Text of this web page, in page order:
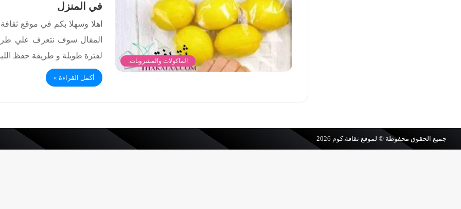
الماكولات والمشروبات.
في المنزل
اهلا وسهلا بكم في موقع
المقال سوف نتعرف علي
لفترة طويلة و طريقة حفظ
أكمل القراءة »
جميع الحقوق محفوظة © لموقعثقافة.كوم